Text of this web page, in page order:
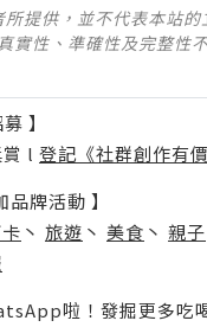
提供，並不代表本站
實性、準確性及完整性
】
l 登記《社群創作有價
牌活動 】
丶 旅遊 丶 美食 丶 親子
啦！發掘更多吃